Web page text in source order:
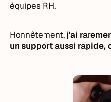
équipes RH.
Honnêtement, j'ai
un support aussi rapide,